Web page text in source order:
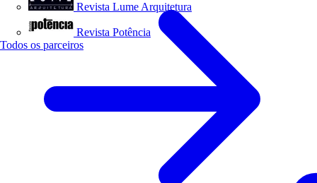
Revista Lume Arquitetura
Revista Potência
Todos os parceiros